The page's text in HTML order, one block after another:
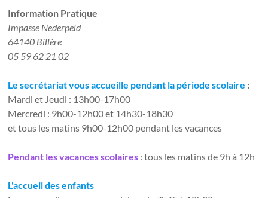
Information Pratique​
Impasse Nederpeld
64140 Billère
05 59 62 21 02
Le secrétariat vous accueille pendant la période scolaire :
Mardi et Jeudi : 13h00-17h00
Mercredi : 9h00-12h00 et 14h30-18h30
et tous les matins 9h00-12h00 pendant les vacances
Pendant les vacances scolaires : tous les matins de 9h à 12h
L'accueil des enfants